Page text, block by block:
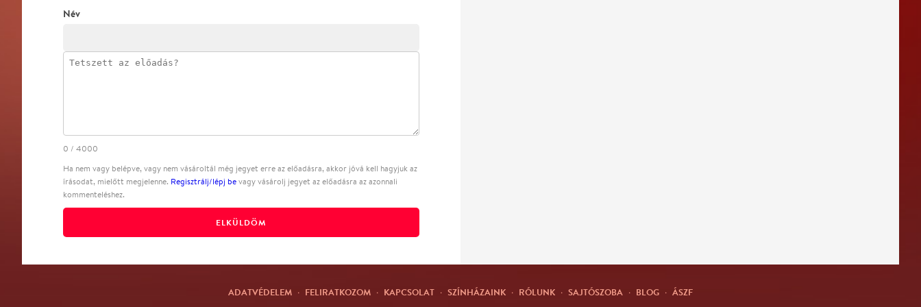
Név
0 / 4000
Ha nem vagy belépve, vagy nem vásároltál még jegyet erre az előadásra, akkor jóvá kell hagyjuk az
írásodat, mielőtt megjelenne. Regisztrálj/lépj be vagy vásárolj jegyet az előadásra az azonnali
kommenteléshez.
ELKÜLDÖM
ADATVÉDELEM · FELIRATKOZOM · KAPCSOLAT · SZÍNHÁZAINK · RÓLUNK · SAJTÓSZOBA · BLOG · ÁSZF